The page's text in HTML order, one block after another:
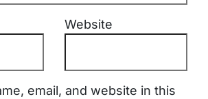
Website
email, and website in this